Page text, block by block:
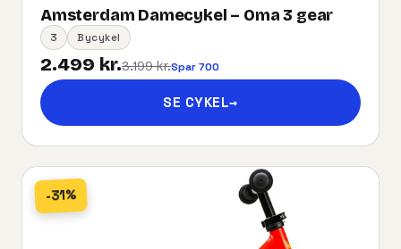
Amsterdam Damecykel – Oma 3 gear
3 Bycykel
2.499 kr.3.199 kr.Spar 700
SE CYKEL→
-31%